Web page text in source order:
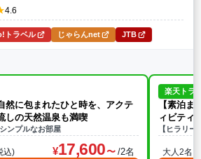
4.6
トラベル じゃらんnet JTB
然に包まれたひと時を、アクテ
しの天然温泉も満喫
ンプルなお部屋
込) 17,600 /2名
楽天トラ
【素泊
ィビティ
【ヒラリ
大人2名